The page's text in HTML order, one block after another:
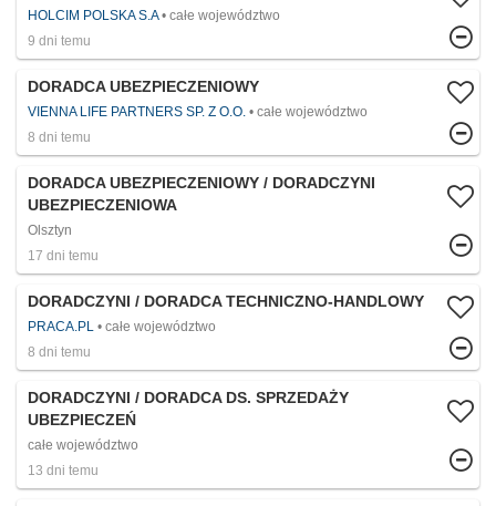
HOLCIM POLSKA S.A
całe województwo
9 dni temu
DORADCA UBEZPIECZENIOWY
VIENNA LIFE PARTNERS SP. Z O.O.
całe województwo
8 dni temu
DORADCA UBEZPIECZENIOWY / DORADCZYNI
UBEZPIECZENIOWA
Olsztyn
17 dni temu
DORADCZYNI / DORADCA TECHNICZNO-HANDLOWY
PRACA.PL
całe województwo
8 dni temu
DORADCZYNI / DORADCA DS. SPRZEDAŻY
UBEZPIECZEŃ
całe województwo
13 dni temu